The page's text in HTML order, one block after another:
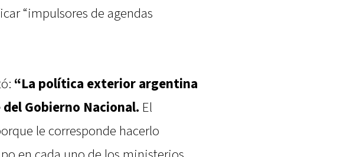
“impulsores de agendas
“La política exterior argentina
Gobierno Nacional. El
le corresponde hacerlo